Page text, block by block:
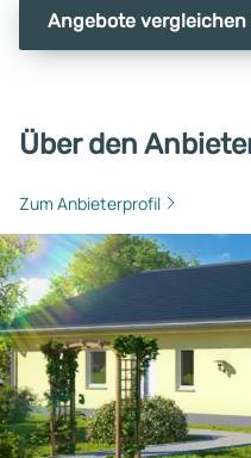
Angebote vergleichen
Über den
Zum Anbieterprofil